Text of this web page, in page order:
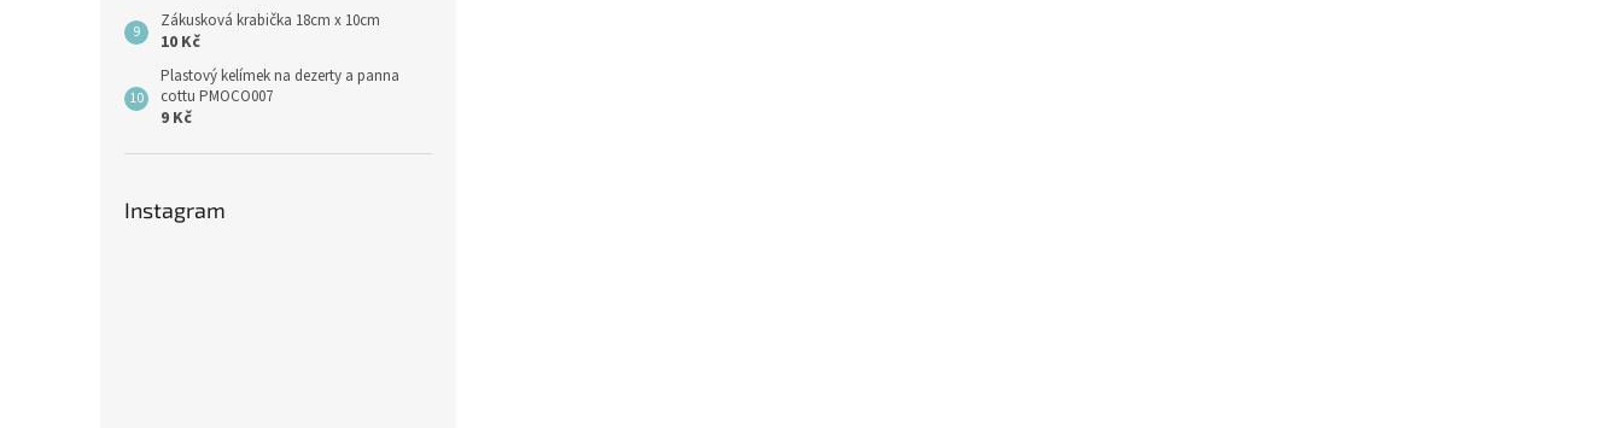
Zákusková krabička 18cm x 10cm
10 Kč
Plastový kelímek na dezerty a panna
cottu PMOCO007
9 Kč
Instagram